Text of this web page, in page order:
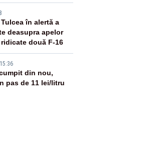
în alertă a
deasupra apelor
două F-16
din nou,
pas de 11 lei/litru